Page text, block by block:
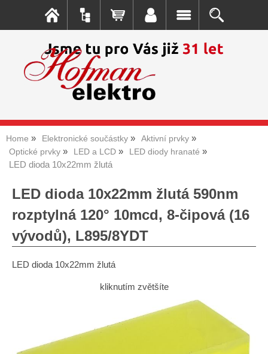
Home Elektronické součástky
Aktivní prvky
Optické prvky
LED a LCD LED diody hranaté
LED dioda 10x22mm žlutá
LED dioda 10x22mm žlutá 590nm
rozptylná 120° 10mcd, 8-čipová (16
vývodů), L895/8YDT
LED dioda 10x22mm žlutá
kliknutím zvětšíte